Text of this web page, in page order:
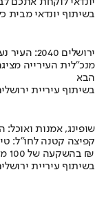
בשיתוף יונדאי מבית
ירושלים 2040: העיר נערכת ל- 1.5 מליון תושבים
מנכ"לית העירייה
הבא
בשיתוף עיריית
שופינג, אמנות
קפיצה קטנה לחו"ל:
בהשקעה של 100 מיליון ₪
בשיתוף עיריית